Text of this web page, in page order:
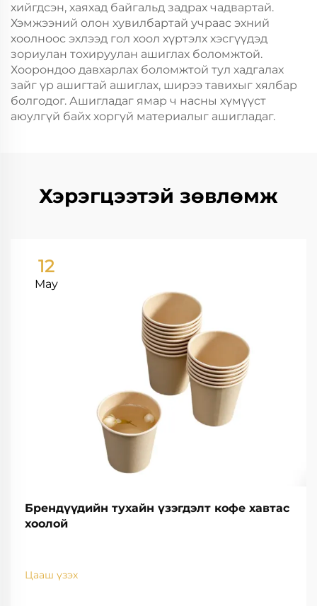
хийгдсэн, хаяхад байгальд задрах чадвартай.
Хэмжээний олон хувилбартай учраас эхний
хоолноос эхлээд гол хоол хүртэлх хэсгүүдэд
зориулан тохируулан ашиглах боломжтой.
Хоорондоо давхарлах боломжтой тул хадгалах
зайг үр ашигтай ашиглах, ширээ тавихыг хялбар
болгодог. Ашигладаг ямар ч насны хүмүүст
аюулгүй байх хоргүй материалыг ашигладаг.
Хэрэгцээтэй зөвлөмж
12
May
Брендүүдийн тухайн үзэгдэлт кофе хавтас
хоолой
Цааш үзэх